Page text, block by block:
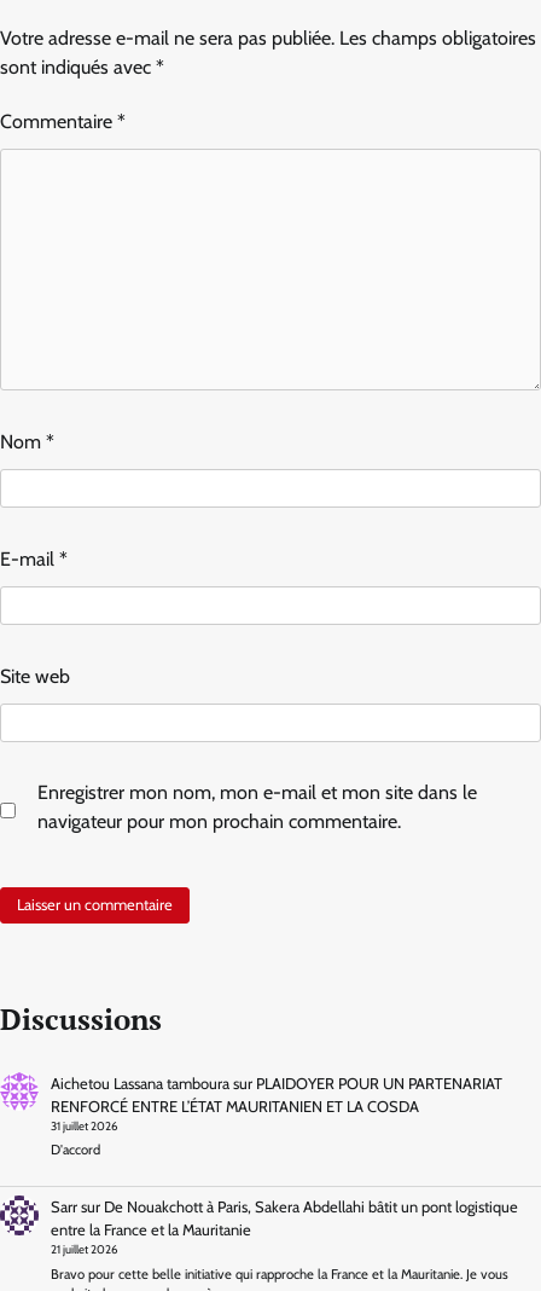
Votre adresse e-mail ne sera pas publiée. Les champs obligatoires
sont indiqués avec *
Commentaire *
Nom *
E-mail *
Site web
Enregistrer mon nom, mon e-mail et mon site dans le
navigateur pour mon prochain commentaire.
Discussions
Aichetou Lassana tambourasur PLAIDOYER POUR UN PARTENARIAT
RENFORCÉ ENTRE L’ÉTAT MAURITANIEN ET LA COSDA
31 juillet 2026
D'accord
Sarrsur De Nouakchott à Paris, Sakera Abdellahi bâtit un pont logistique
entre la France et la Mauritanie
21 juillet 2026
Bravo pour cette belle initiative qui rapproche la France et la Mauritanie. Je vous